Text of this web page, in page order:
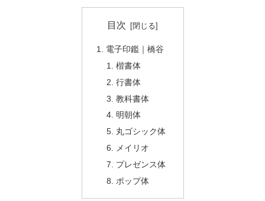
目次
電子印鑑｜橋谷
楷書体
行書体
教科書体
明朝体
丸ゴシック体
メイリオ
プレゼンス体
ポップ体